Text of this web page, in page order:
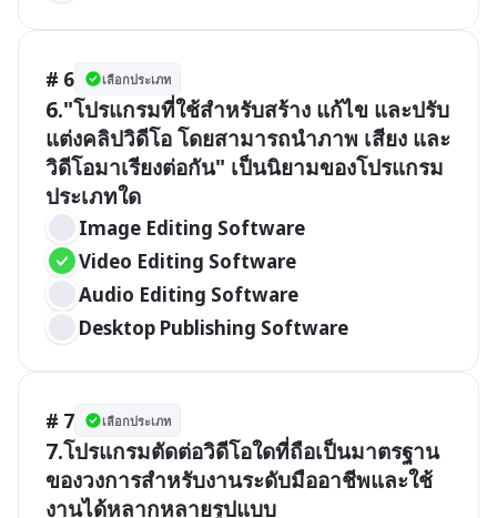
# 6 เลือกประเภท
6."โปรแกรมที่ใช้สำหรับสร้าง แก้ไข และปรับ
แต่งคลิปวิดีโอ โดยสามารถนำภาพ เสียง และ
วิดีโอมาเรียงต่อกัน" เป็นนิยามของโปรแกรม
Image Editing Software
Video Editing Software
Audio Editing Software
Desktop Publishing Software
# 7 เลือกประเภท
7.โปรแกรมตัดต่อวิดีโอใดที่ถือเป็นมาตรฐาน
ของวงการสำหรับงานระดับมืออาชีพและใช้
งานได้หลากหลายรูปแบบ